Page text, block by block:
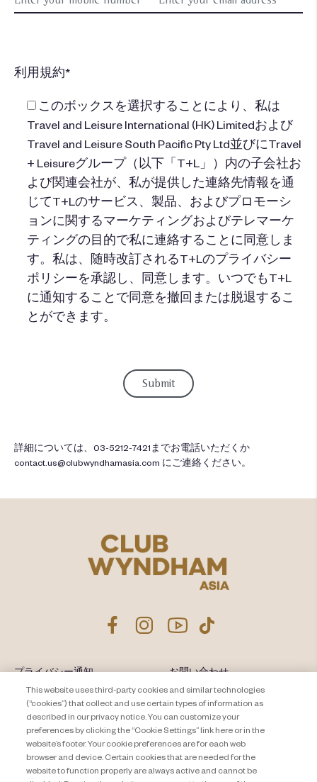
利用規約*
このボックスを選択することにより、私は
Travel and Leisure International (HK) Limitedおよび
Travel and Leisure South Pacific Pty Ltd並びにTravel
+ Leisureグループ（以下「T+L」）内の子会社お
よび関連会社が、私が提供した連絡先情報を通
じてT+Lのサービス、製品、およびプロモーシ
ョンに関するマーケティングおよびテレマーケ
ティングの目的で私に連絡することに同意しま
す。私は、随時改訂されるT+Lのプライバシー
ポリシーを承認し、同意します。いつでもT+L
に通知することで同意を撤回または脱退するこ
とができます。
詳細については、03-5212-7421までお電話いただくか
contact.us@clubwyndhamasia.com にご連絡ください。
プライバシー通知
About Travel + Leisure Co
Cookie Settings
お問い合わせ
サイトマップ
利用規約
This website uses third-party cookies and similar technologies
(“cookies”) that collect and use certain types of information as
described in our privacy notice. You can customize your
preferences by clicking the “Cookie Settings” link here or in the
website’s footer. Your cookie preferences are for each web
browser and device. Certain cookies that are needed for the
website to function properly are always active and cannot be